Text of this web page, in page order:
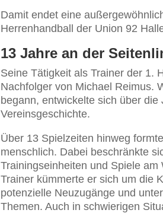
Damit endet eine
Herrenhandball der Union 92
13 Jahre an der
Seine Tätigkeit als Trainer der 1.
Nachfolger von Michael Reimus.
begann, entwickelte sich über
Vereinsgeschichte.
Über 13 Spielzeiten hinweg
menschlich. Dabei beschränkte
Trainingseinheiten und Spiele
Trainer kümmerte er sich um die
potenzielle Neuzugänge und
Themen. Auch in schwierigen